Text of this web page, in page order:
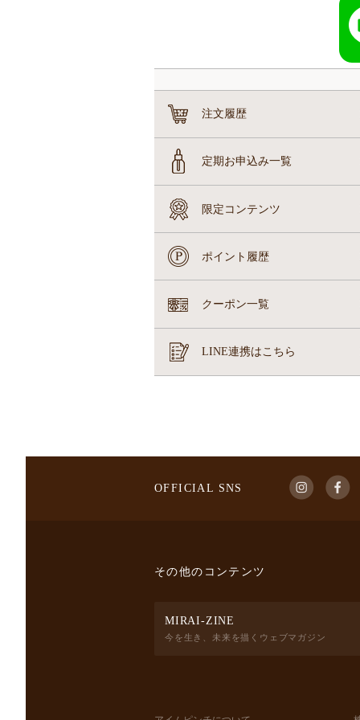
注文履歴
定期お申込み一覧
限定コンテンツ
ポイント履歴
クーポン一覧
LINE連携はこちら
OFFICIAL SNS
その他のコンテンツ
MIRAI-ZINE
今を生き、未来を描くウェブマガジン